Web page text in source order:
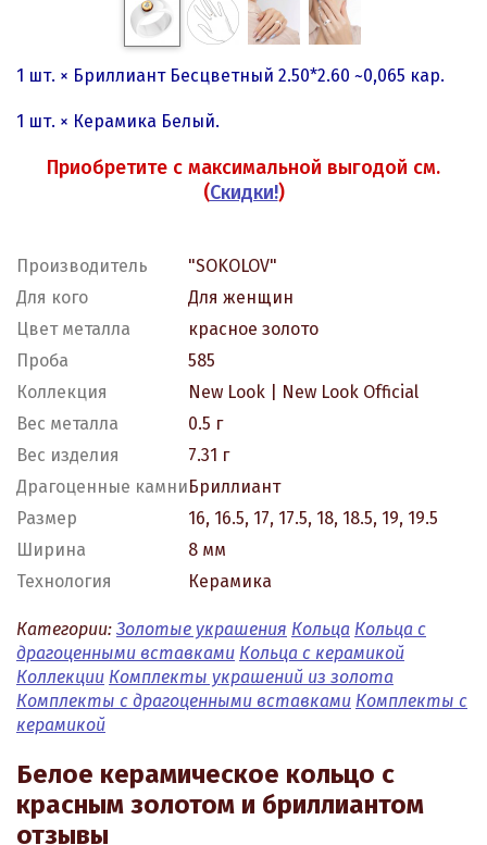
1 шт. × Бриллиант Бесцветный 2.50*2.60 ~0,065 кар.
1 шт. × Керамика Белый.
Приобретите с максимальной выгодой см.
(Скидки!)
Производитель
"SOKOLOV"
Для кого
Для женщин
Цвет металла
красное золото
Проба
585
Коллекция
New Look | New Look Official
Вес металла
0.5 г
Вес изделия
7.31 г
Драгоценные камниБриллиант
Размер
16, 16.5, 17, 17.5, 18, 18.5, 19, 19.5
Ширина
8 мм
Технология
Керамика
Категории: Золотые украшения Кольца Кольца с
драгоценными вставками Кольца с керамикой
Коллекции Комплекты украшений из золота
Комплекты с драгоценными вставками Комплекты с
керамикой
Белое керамическое кольцо с
красным золотом и бриллиантом
отзывы